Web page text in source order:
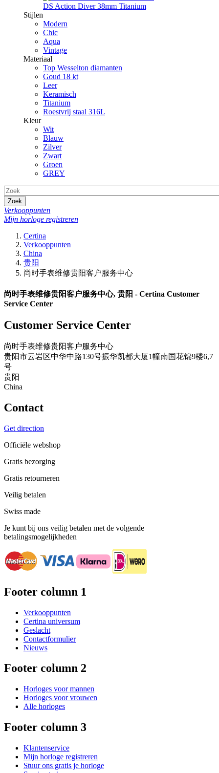
DS Action Diver 38mm Titanium
Stijlen
Modern
Chic
Aqua
Vintage
Materiaal
Top Wesselton diamanten
Goud 18 kt
Leer
Keramisch
Titanium
Roestvrij staal 316L
Kleur
Wit
Blauw
Zilver
Zwart
Groen
GREY
Zoek
Verkooppunten
Mijn horloge registreren
Certina
Verkooppunten
China
贵阳
尚时手表维修贵阳客户服务中心
尚时手表维修贵阳客户服务中心, 贵阳 - Certina Customer
Service Center
Customer Service Center
尚时手表维修贵阳客户服务中心
贵阳市云岩区中华中路130号振华凯都大厦1幢南国花锦9楼6,7
号
贵阳
China
Contact
Get direction
Officiële webshop
Gratis bezorging
Gratis retourneren
Veilig betalen
Swiss made
Je kunt bij ons veilig betalen met de volgende
betalingsmogelijkheden
Footer column 1
Verkooppunten
Certina universum
Geslacht
Contactformulier
Nieuws
Footer column 2
Horloges voor mannen
Horloges voor vrouwen
Alle horloges
Footer column 3
Klantenservice
Mijn horloge registreren
Stuur ons gratis je horloge